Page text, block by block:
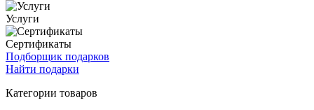
Услуги
Сертификаты
Подборщик подарков
Найти подарки
Категории товаров